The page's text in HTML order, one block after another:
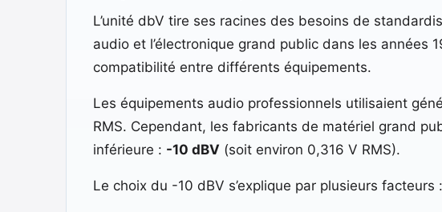
L’unité dbV tire ses racines des besoins de
audio et l’électronique grand public dans les années
compatibilité entre différents équipements.
Les équipements audio professionnels utilisaient
RMS. Cependant, les fabricants de matériel grand
inférieure : -10 dBV (soit environ 0,316 V RMS).
Le choix du -10 dBV s’explique par plusieurs facteurs :